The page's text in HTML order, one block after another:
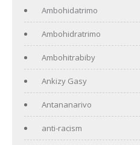
Ambohidatrimo
Ambohidratrimo
Ambohitrabiby
Ankizy Gasy
Antananarivo
anti-racism